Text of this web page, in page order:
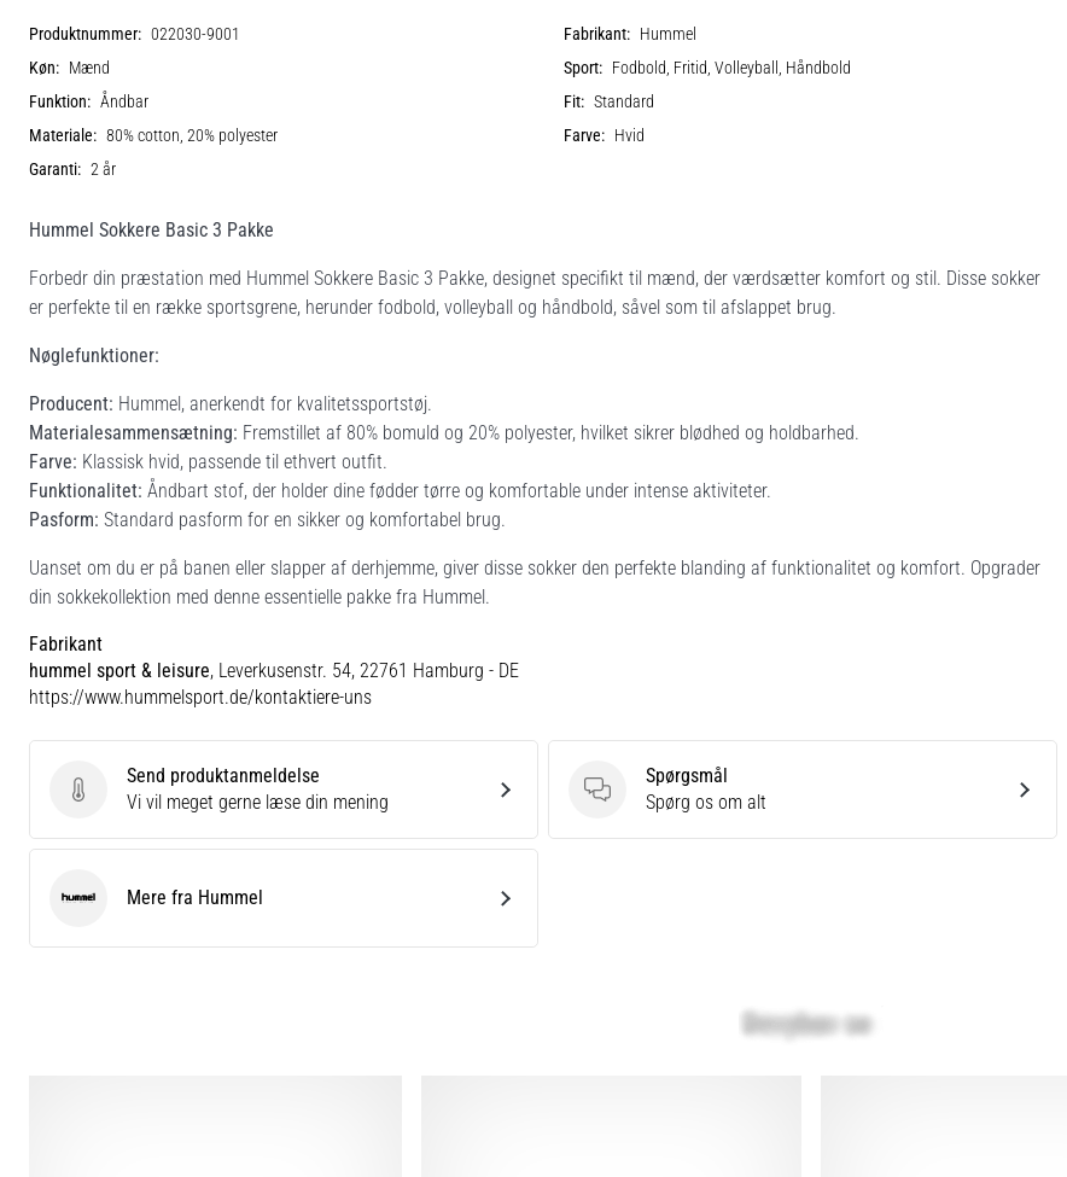
Produktnummer: 022030-9001 Fabrikant: Hummel
Køn: Mænd Sport: Fodbold, Fritid, Volleyball, Håndbold
Funktion: Åndbar Fit: Standard
Materiale: 80% cotton, 20% polyester Farve: Hvid
Garanti: 2 år
Hummel Sokkere Basic 3 Pakke
Forbedr din præstation med Hummel Sokkere Basic 3 Pakke, designet specifikt til mænd, der værdsætter komfort og stil. Disse sokker
er perfekte til en række sportsgrene, herunder fodbold, volleyball og håndbold, såvel som til afslappet brug.
Nøglefunktioner:
Producent: Hummel, anerkendt for kvalitetssportstøj.
Materialesammensætning: Fremstillet af 80% bomuld og 20% polyester, hvilket sikrer blødhed og holdbarhed.
Farve: Klassisk hvid, passende til ethvert outfit.
Funktionalitet: Åndbart stof, der holder dine fødder tørre og komfortable under intense aktiviteter.
Pasform: Standard pasform for en sikker og komfortabel brug.
Uanset om du er på banen eller slapper af derhjemme, giver disse sokker den perfekte blanding af funktionalitet og komfort. Opgrader
din sokkekollektion med denne essentielle pakke fra Hummel.
Fabrikant
hummel sport & leisure, Leverkusenstr. 54, 22761 Hamburg - DE
https://www.hummelsport.de/kontaktiere-uns
Send produktanmeldelse
Send produktanmeldelse
Vi vil meget gerne læse din mening
Spørgsmål
Spørgsmål
Spørg os om alt
HummelMere fra Hummel